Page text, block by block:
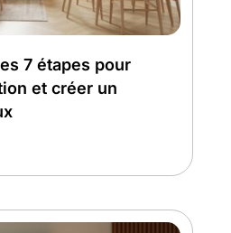
7 étapes pour
et créer un